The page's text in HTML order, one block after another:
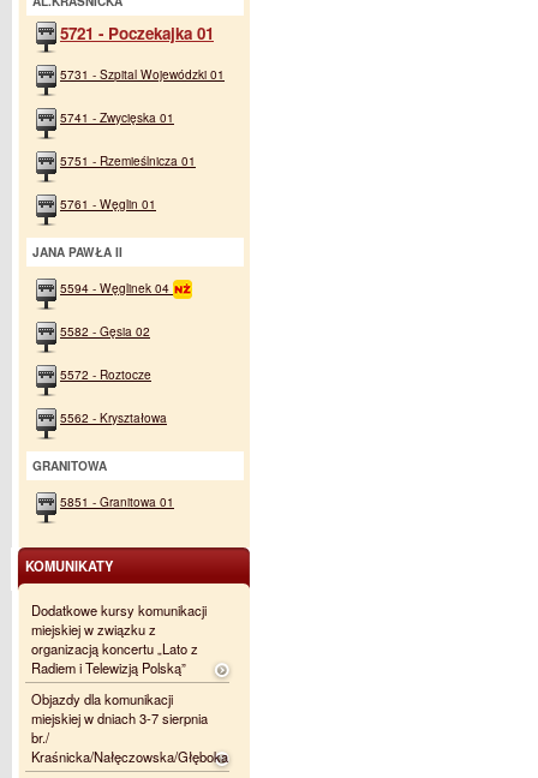
5721 - Poczekajka 01
5731 - Szpital Wojewódzki 01
5741 - Zwycięska 01
5751 - Rzemieślnicza 01
5761 - Węglin 01
JANA PAWŁA II
5594 - Węglinek 04
5582 - Gęsia 02
5572 - Roztocze
5562 - Kryształowa
GRANITOWA
5851 - Granitowa 01
KOMUNIKATY
Dodatkowe kursy komunikacji
miejskiej w związku z
organizacją koncertu „Lato z
Radiem i Telewizją Polską”
Objazdy dla komunikacji
miejskiej w dniach 3-7 sierpnia
br./
Kraśnicka/Nałęczowska/Głęboka